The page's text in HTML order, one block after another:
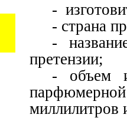
-
- страна
-
претензии;
- объем
миллилитров